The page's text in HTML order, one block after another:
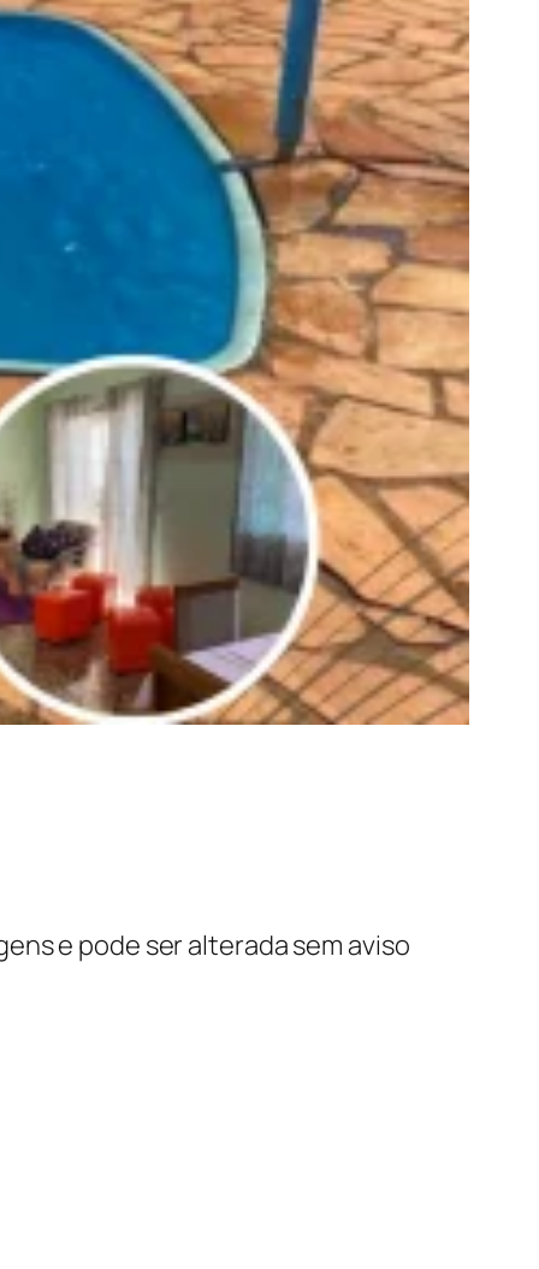
e pode ser alterada sem aviso